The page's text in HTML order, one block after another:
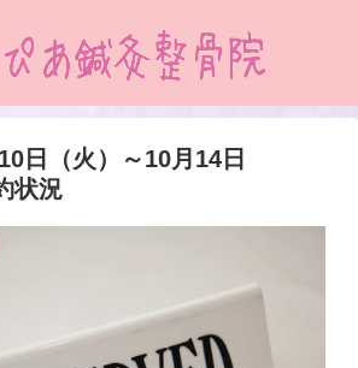
日（火）～10月14日
状況